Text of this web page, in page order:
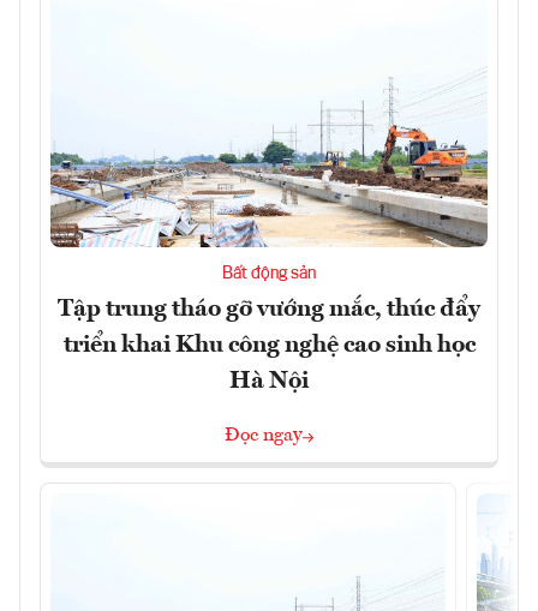
Bất động sản
Tập trung tháo gỡ vướng mắc, thúc đẩy
triển khai Khu công nghệ cao sinh học
Hà Nội
Đọc ngay